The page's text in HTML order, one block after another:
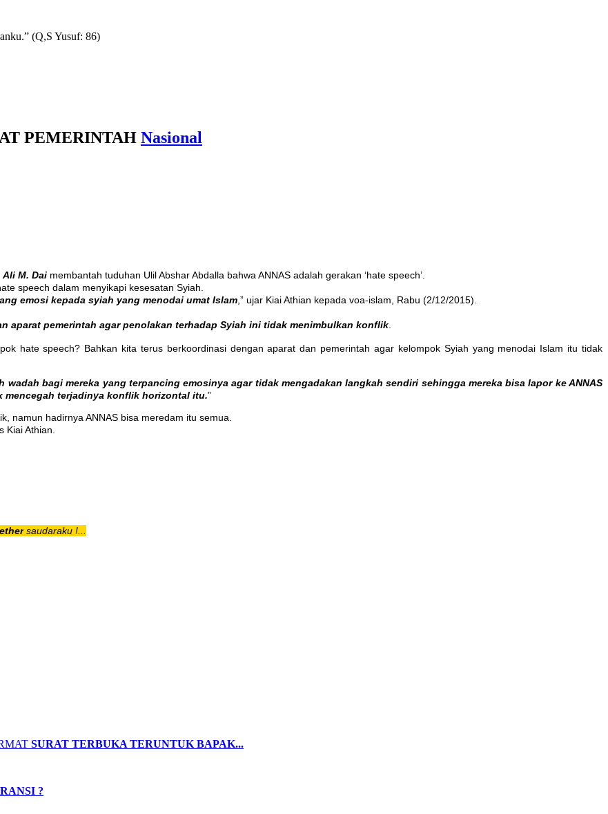
(Q,S Yusuf: 86)
PEMERINTAH Nasional
M. Dai membantah tuduhan Ulil Abshar Abdalla bahwa ANNAS adalah gerakan ‘hate speech’.
speech dalam menyikapi kesesatan Syiah.
emosi kepada syiah yang menodai umat Islam,” ujar Kiai Athian kepada voa-islam, Rabu (2/12/2015).
aparat pemerintah agar penolakan terhadap Syiah ini tidak menimbulkan konflik.
hate speech? Bahkan kita terus berkoordinasi dengan aparat dan pemerintah agar kelompok Syiah yang menodai Islam itu tidak
wadah bagi mereka yang terpancing emosinya agar tidak mengadakan langkah sendiri sehingga mereka bisa lapor ke ANNAS
mencegah terjadinya konflik horizontal itu.”
namun hadirnya ANNAS bisa meredam itu semua.
Kiai Athian.
saudaraku !...
SURAT TERBUKA TERUNTUK BAPAK...
?